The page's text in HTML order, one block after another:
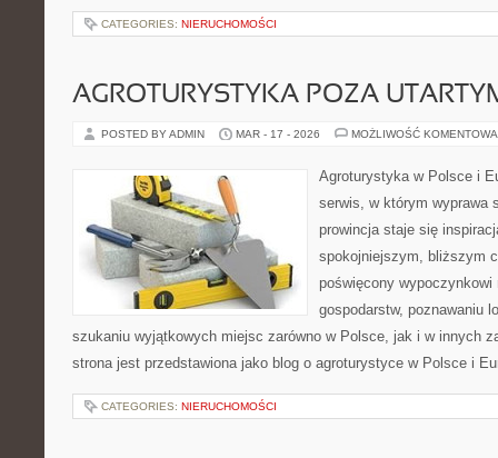
CATEGORIES: NIERUCHOMOŚCI
AGROTURYSTYKA POZA
POSTED BY ADMIN MAR - 17 - 2026 MOŻLIWOŚĆ
Agroturystyka w Polsce i
serwis, w którym wyprawa
prowincja staje się
spokojniejszym, bliższym
poświęcony wypoczynkowi
gospodarstw, poznawaniu
szukaniu wyjątkowych miejsc zarówno w Polsce, jak i w innych
strona jest przedstawiona jako blog o agroturystyce w Polsce i
CATEGORIES: NIERUCHOMOŚCI